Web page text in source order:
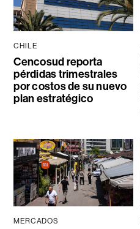
CHILE
Cencosud reporta
pérdidas trimestrales
por costos de su nuevo
plan estratégico
MERCADOS